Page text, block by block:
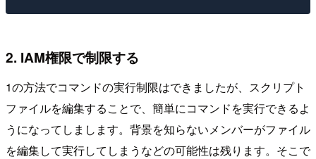
2. IAM権限で制限する
1の方法でコマンドの実行制限はできましたが、スクリプト
ファイルを編集することで、簡単にコマンドを実行できるよ
うになってしまします。背景を知らないメンバーがファイル
を編集して実行してしまうなどの可能性は残ります。そこで